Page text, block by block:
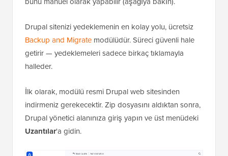
Drupal sitenizi yedeklemenin en kolay yolu, ücretsiz
Backup and Migrate modülüdür. Süreci güvenli hale
getirir — yedeklemeleri sadece birkaç tıklamayla
halleder.
İlk olarak, modülü resmi Drupal web sitesinden
indirmeniz gerekecektir. Zip dosyasını aldıktan sonra,
Drupal yönetici alanınıza giriş yapın ve üst menüdeki
Uzantılar'a gidin.